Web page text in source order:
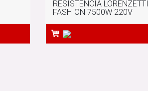
RESISTÊNCIA LORENZETTI
FASHION 7500W 220V